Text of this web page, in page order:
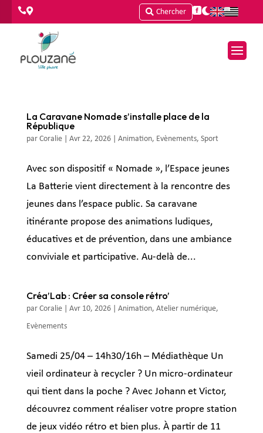
 Chercher  
La Caravane Nomade s’installe place de la
République
par Coralie| Avr 22, 2026| Animation, Evènements, Sport
Avec son dispositif « Nomade », l’Espace jeunes
La Batterie vient directement à la rencontre des
jeunes dans l’espace public. Sa caravane
itinérante propose des animations ludiques,
éducatives et de prévention, dans une ambiance
conviviale et participative. Au-delà de...
Créa’Lab : Créer sa console rétro’
par Coralie| Avr 10, 2026| Animation, Atelier numérique,
Evènements
Samedi 25/04 – 14h30/16h – Médiathèque Un
vieil ordinateur à recycler ? Un micro-ordinateur
qui tient dans la poche ? Avec Johann et Victor,
découvrez comment réaliser votre propre station
de jeux vidéo rétro et bien plus. À partir de 11